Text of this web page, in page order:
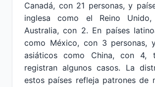
Canadá, con 21 personas, y
inglesa como el Reino
Australia, con 2. En países
como México, con 3 personas,
asiáticos como China, con 4,
registran algunos casos. La
estos países refleja patrones de